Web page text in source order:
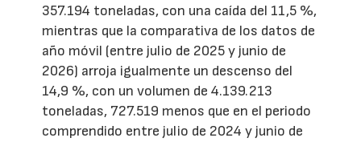
357.194 toneladas, con una caída del 11,5 %,
mientras que la comparativa de los datos de
año móvil (entre julio de 2025 y junio de
2026) arroja igualmente un descenso del
14,9 %, con un volumen de 4.139.213
toneladas, 727.519 menos que en el periodo
comprendido entre julio de 2024 y junio de